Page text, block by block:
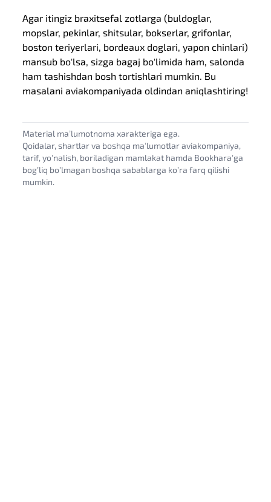
Agar itingiz braxitsefal zotlarga (buldoglar,
mopslar, pekinlar, shitsular, bokserlar, grifonlar,
boston teriyerlari, bordeaux doglari, yapon chinlari)
mansub bo'lsa, sizga bagaj bo'limida ham, salonda
ham tashishdan bosh tortishlari mumkin. Bu
masalani aviakompaniyada oldindan aniqlashtiring!
Material maʼlumotnoma xarakteriga ega.
Qoidalar, shartlar va boshqa maʼlumotlar aviakompaniya,
tarif, yoʼnalish, boriladigan mamlakat hamda Bookharaʼga
bogʼliq boʼlmagan boshqa sabablarga koʼra farq qilishi
mumkin.